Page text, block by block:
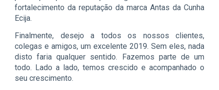
fortalecimento da reputação da marca Antas da Cunha
Ecija.
Finalmente, desejo a todos os nossos clientes,
colegas e amigos, um excelente 2019. Sem eles, nada
disto faria qualquer sentido. Fazemos parte de um
todo. Lado a lado, temos crescido e acompanhado o
seu crescimento.